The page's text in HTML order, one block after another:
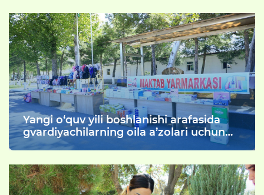
Yangi o‘quv yili boshlanishi arafasida
gvardiyachilarning oila a’zolari uchun
arzonlashtirilgan maktab yarmarkasi